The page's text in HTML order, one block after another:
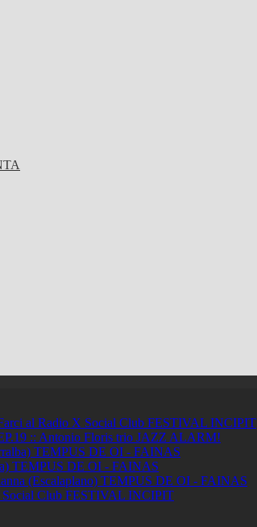
al Radio X Social Club FESTIVAL INCIPIT
:: Antonio Floris trio JAZZ ALARM!
TEMPUS DE OI - FAINAS
TEMPUS DE OI - FAINAS
(Escalaplano) TEMPUS DE OI - FAINAS
Club FESTIVAL INCIPIT